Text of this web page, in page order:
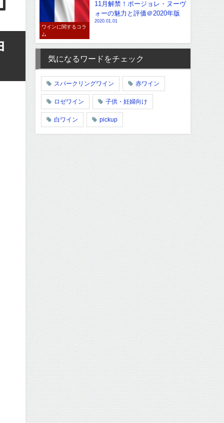
ワインに関するコラ
ム
11月解禁！ボージョレ・ヌーヴ
ォーの魅力と評価＠2020年版
2020.01.01
気になるワードをチェック
スパークリングワイン 赤ワイン
ロゼワイン 子供・妊婦向け
白ワイン pickup